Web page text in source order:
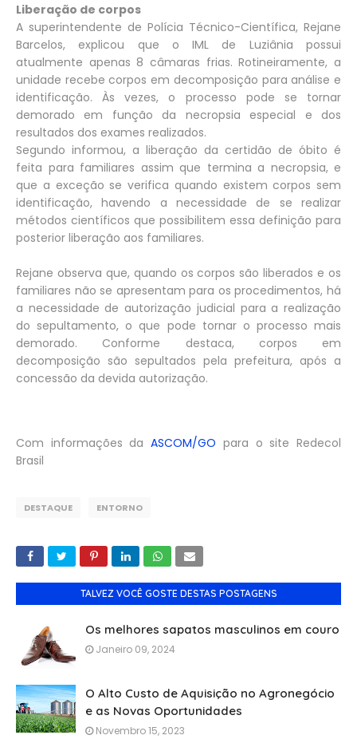
Liberação de corpos
A superintendente de Polícia Técnico-Científica, Rejane
Barcelos, explicou que o IML de Luziânia possui
atualmente apenas 8 câmaras frias. Rotineiramente, a
unidade recebe corpos em decomposição para análise e
identificação. Às vezes, o processo pode se tornar
demorado em função da necropsia especial e dos
resultados dos exames realizados.
Segundo informou, a liberação da certidão de óbito é
feita para familiares assim que termina a necropsia, e
que a exceção se verifica quando existem corpos sem
identificação, havendo a necessidade de se realizar
métodos científicos que possibilitem essa definição para
posterior liberação aos familiares.
Rejane observa que, quando os corpos são liberados e os
familiares não se apresentam para os procedimentos, há
a necessidade de autorização judicial para a realização
do sepultamento, o que pode tornar o processo mais
demorado. Conforme destaca, corpos em
decomposição são sepultados pela prefeitura, após a
concessão da devida autorização.
Com informações daASCOM/GO para o site Redecol
Brasil
DESTAQUE ENTORNO
TALVEZ VOCÊ GOSTE DESTAS POSTAGENS
Os melhores sapatos masculinos em couro
Janeiro 09, 2024
O Alto Custo de Aquisição no Agronegócio
e as Novas Oportunidades
Novembro 15, 2023